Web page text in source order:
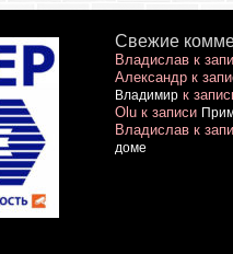
Свежие
Владислав к
Александр к
Владимир к
Olu к записи
Владислав к
доме